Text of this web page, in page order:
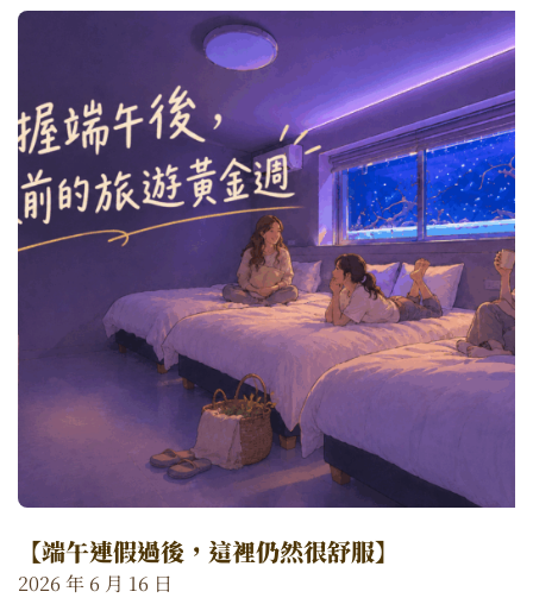
【端午連假過後，這裡仍然很舒服】
2026 年 6 月 16 日